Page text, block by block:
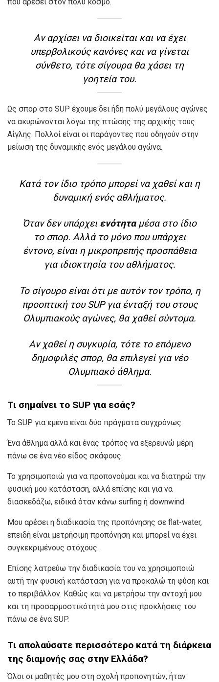
Αν αρχίσει να διοικείται και να έχει
υπερβολικούς κανόνες και να γίνεται
σύνθετο, τότε σίγουρα θα χάσει τη
γοητεία του.
Ως σπορ στο SUP έχουμε δει ήδη πολύ μεγάλους αγώνες
να ακυρώνονται λόγω της πτώσης της αρχικής τους
Αίγλης. Πολλοί είναι οι παράγοντες που οδηγούν στην
μείωση της δυναμικής ενός μεγάλου αγώνα.
Κατά τον ίδιο τρόπο μπορεί να χαθεί και η
δυναμική ενός αθλήματος.
Όταν δεν υπάρχει ενότηταμέσα στο ίδιο
το σπορ. Αλλά το μόνο που υπάρχει
έντονο, είναι η μικροπρεπής προσπάθεια
για ιδιοκτησία του αθλήματος.
Το σίγουρο είναι ότι με αυτόν τον τρόπο, η
προοπτική του SUP για ένταξή του στους
Ολυμπιακούς αγώνες, θα χαθεί σύντομα.
Αν χαθεί η συγκυρία, τότε το επόμενο
δημοφιλές σπορ, θα επιλεγεί για νέο
Ολυμπιακό άθλημα.
Τι σημαίνει το SUP για εσάς?
Το SUP για εμένα είναι δύο πράγματα συγχρόνως.
Ένα άθλημα αλλά και ένας τρόπος να εξερευνώ μέρη
πάνω σε ένα νέο είδος σκάφους.
Το χρησιμοποιώ για να προπονούμαι και να διατηρώ την
φυσική μου κατάσταση, αλλά επίσης και για να
διασκεδάζω, ειδικά όταν κάνω surfing ή downwind.
Μου αρέσει η διαδικασία της προπόνησης σε flat-water,
επειδή είναι μετρήσιμη προπόνηση και μπορεί να έχει
συγκεκριμένους στόχους.
Επίσης λατρεύω την διαδικασία του να χρησιμοποιώ
αυτή την φυσική κατάσταση για να προκαλώ τη φύση και
το περιβάλλον. Καθώς και να μετρήσω την αντοχή μου
και τη προσαρμοστικότητά μου στις προκλήσεις του
πάνω σε ένα SUP.
Τι απολαύσατε περισσότερο κατά τη διάρκεια
της διαμονής σας στην Ελλάδα?
Όλοι οι μαθητές μου στη σχολή προπονητών, ήταν